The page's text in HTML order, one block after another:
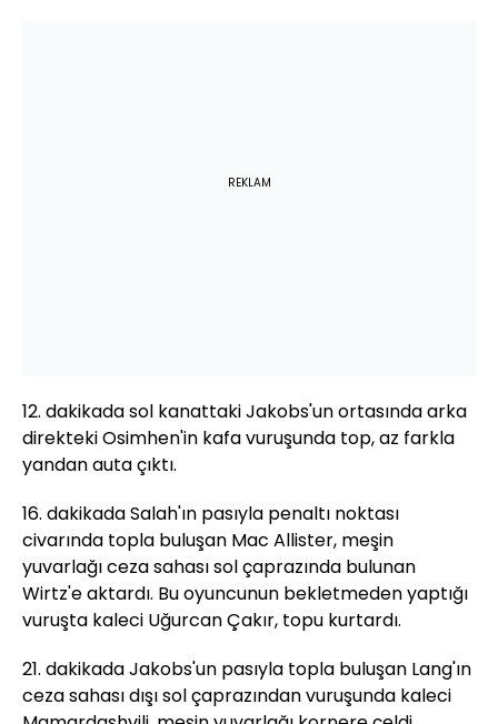
REKLAM
12. dakikada sol kanattaki Jakobs'un ortasında arka
direkteki Osimhen'in kafa vuruşunda top, az farkla
yandan auta çıktı.
16. dakikada Salah'ın pasıyla penaltı noktası
civarında topla buluşan Mac Allister, meşin
yuvarlağı ceza sahası sol çaprazında bulunan
Wirtz'e aktardı. Bu oyuncunun bekletmeden yaptığı
vuruşta kaleci Uğurcan Çakır, topu kurtardı.
21. dakikada Jakobs'un pasıyla topla buluşan Lang'ın
ceza sahası dışı sol çaprazından vuruşunda kaleci